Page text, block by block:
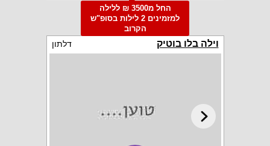
החל מ3500 ₪ ללילה
למזמינים 2 לילות בסופ"ש
הקרוב
וילה בלו בוטיק דלתון